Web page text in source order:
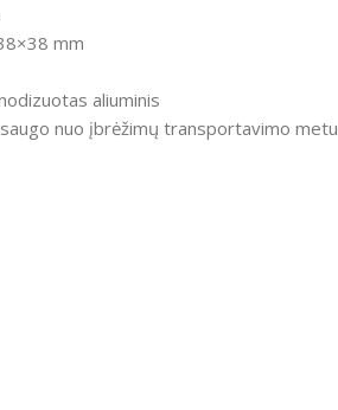
mm
aliuminis
nuo įbrėžimų transportavimo metu